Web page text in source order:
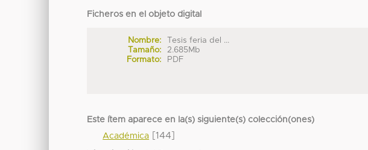
Ficheros en el objeto digital
Nombre:
Tesis feria del ...
Tamaño:
2.685Mb
Formato:
PDF
Este ítem aparece en la(s) siguiente(s) colección(ones)
Académica [144]